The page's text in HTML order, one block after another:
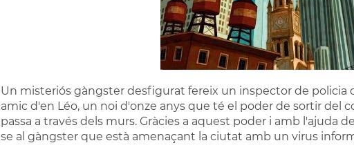
Un misteriós gàngster desfigurat fereix un inspector de policia
amic d'en Léo, un noi d'onze anys que té el poder de sortir del
passa a través dels murs. Gràcies a aquest poder i amb l'ajuda
se al gàngster que està amenaçant la ciutat amb un virus